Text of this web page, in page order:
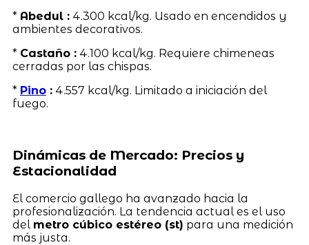
* Abedul :4.300 kcal/kg. Usado en encendidos y
ambientes decorativos.
* Castaño :4.100 kcal/kg. Requiere chimeneas
cerradas por las chispas.
* Pino:4.557 kcal/kg. Limitado a iniciación del
fuego.
Dinámicas de Mercado: Precios y
Estacionalidad
El comercio gallego ha avanzado hacia la
profesionalización. La tendencia actual es el uso
del metro cúbico estéreo (st) para una medición
más justa.